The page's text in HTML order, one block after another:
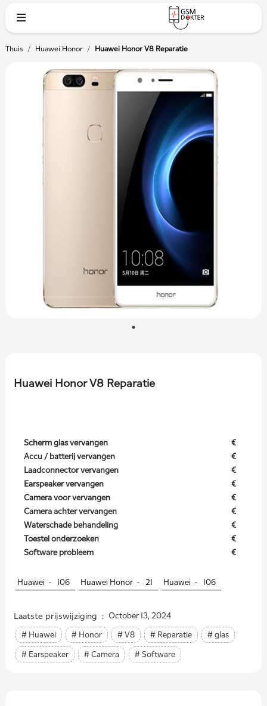
Thuis / Huawei Honor / Huawei Honor V8 Reparatie
Huawei Honor V8 Reparatie
Scherm glas vervangen
€
Accu / batterij vervangen
€
Laadconnector vervangen
€
Earspeaker vervangen
€
Camera voor vervangen
€
Camera achter vervangen
€
Waterschade behandeling
€
Toestel onderzoeken
€
Software probleem
€
Huawei - 106 Huawei Honor - 21 Huawei - 106
Laatste prijswijziging : October 13, 2024
# Huawei
# Honor # V8 # Reparatie # glas
# Earspeaker # Camera # Software